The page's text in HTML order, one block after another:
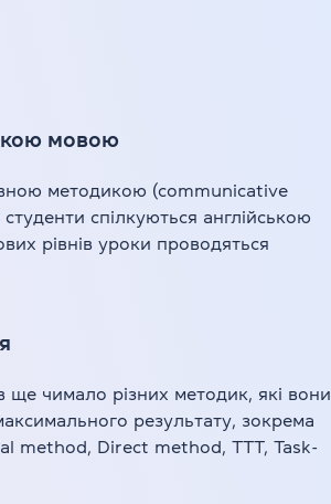
мовою
методикою (communicative
спілкуються англійською
рівнів уроки проводяться
ще чимало різних методик, які вони
результату, зокрема
method, Direct method, TTT, Task-